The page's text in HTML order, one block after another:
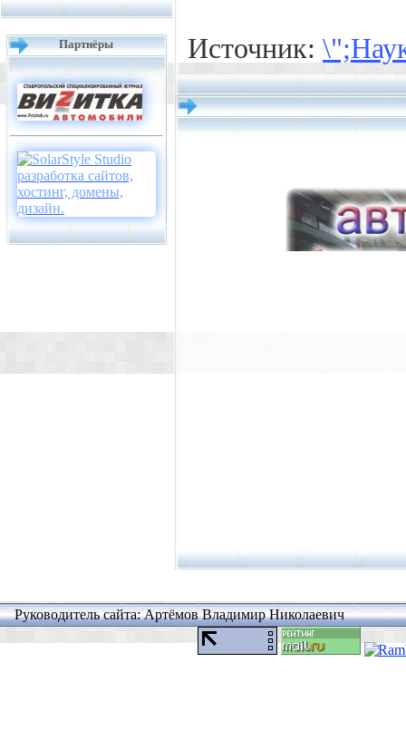
Партнёры Источник:
Руководитель сайта: Артёмов Владимир Николаевич